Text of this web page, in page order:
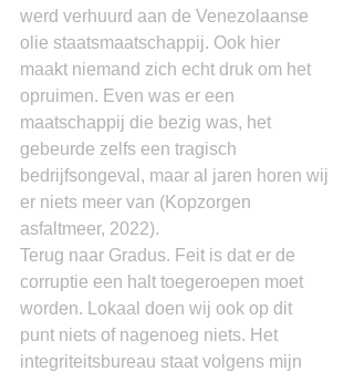
werd verhuurd aan de Venezolaanse
olie staatsmaatschappij. Ook hier
maakt niemand zich echt druk om het
opruimen. Even was er een
maatschappij die bezig was, het
gebeurde zelfs een tragisch
bedrijfsongeval, maar al jaren horen wij
er niets meer van (Kopzorgen
asfaltmeer, 2022).
Terug naar Gradus. Feit is dat er de
corruptie een halt toegeroepen moet
worden. Lokaal doen wij ook op dit
punt niets of nagenoeg niets. Het
integriteitsbureau staat volgens mijn